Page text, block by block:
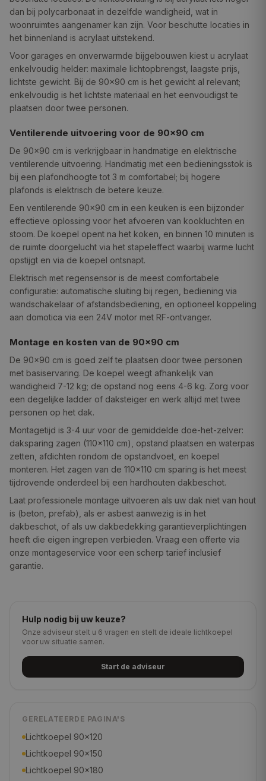
dan bij polycarbonaat in dezelfde wandigheid, wat in
woonruimtes aangenamer kan zijn. Voor beschutte locaties in
het binnenland is acrylaat uitstekend.
Voor garages en onverwarmde bijgebouwen kiest u acrylaat
enkelvoudig helder: maximale lichtopbrengst, laagste prijs,
lichtste gewicht. Bij de 90×90 cm is het gewicht al relevant;
enkelvoudig is het lichtste materiaal en het eenvoudigst te
plaatsen door twee personen.
Ventilerende uitvoering voor de 90×90 cm
De 90×90 cm is verkrijgbaar in handmatige en elektrische
ventilerende uitvoering. Handmatig met een bedieningsstok is
bij een plafondhoogte tot 3 m comfortabel; bij hogere
plafonds is elektrisch de betere keuze.
Een ventilerende 90×90 cm in een keuken is een bijzonder
effectieve oplossing voor het afvoeren van kookluchten en
stoom. De koepel opent na het koken, en binnen 10 minuten is
de ruimte doorgelucht via het stapeleffect waarbij warme lucht
opstijgt en via de koepel ontsnapt.
Elektrisch met regensensor is de meest comfortabele
configuratie: automatische sluiting bij regen, bediening via
wandschakelaar of afstandsbediening, en optioneel koppeling
aan domotica via een 24V motor met RF-ontvanger.
Montage en kosten van de 90×90 cm
De 90×90 cm is goed zelf te plaatsen door twee personen
met basiservaring. De koepel weegt afhankelijk van
wandigheid 7-12 kg; de opstand nog eens 4-6 kg. Zorg voor
een degelijke ladder of daksteiger en werk altijd met twee
personen op het dak.
Montagetijd is 3-4 uur voor de gemiddelde doe-het-zelver:
daksparing zagen (110×110 cm), opstand plaatsen en waterpas
zetten, afdichten rondom de opstandvoet, en koepel
monteren. Het zagen van de 110×110 cm sparing is het meest
tijdrovende onderdeel bij een hardhouten dakbeschot.
Laat professionele montage uitvoeren als uw dak niet van hout
is (beton, prefab), als er asbest aanwezig is in het
dakbeschot, of als uw dakbedekking garantieverplichtingen
heeft die eigen ingrepen verbieden. Vraag een offerte via
onze montageservice voor een scherp tarief inclusief
garantie.
Hulp nodig bij uw keuze?
Onze adviseur stelt u 6 vragen en stelt de ideale lichtkoepel
voor uw situatie samen.
Start de adviseur
GERELATEERDE PAGINA'S
Lichtkoepel 90×120
Lichtkoepel 90×150
Lichtkoepel 90×180